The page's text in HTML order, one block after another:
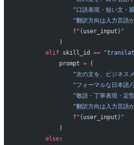
"口語表現・短い文・
"翻訳方向は入力言語
                f
"{ user_input } "
            )
        elif
skill_id ==
            prompt
= (
"次の文を、ビジネス
"フォーマルな日本語/
"敬語・丁寧表現・定
"翻訳方向は入力言語
                f
"{ user_input } "
            )
        else
: